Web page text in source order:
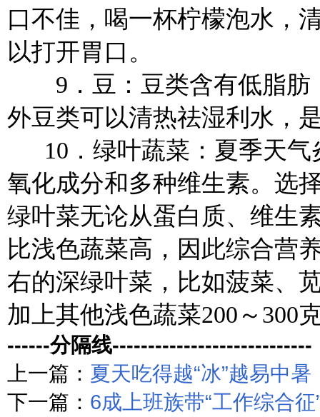
口不佳，喝一杯柠檬泡水，
以打开胃口。
9．豆：豆类含有低脂肪
外豆类可以清热祛湿利水，
10．绿叶蔬菜：夏季天气
氧化成分和多种维生素。选
绿叶菜无论从蛋白质、维生
比浅色蔬菜高，因此综合营
右的深绿叶菜，比如菠菜、
加上其他浅色蔬菜200～300
------分隔线----------------------------
上一篇： 夏天吃得越“冰”越易中暑
下一篇： 6成上班族带“工作综合征